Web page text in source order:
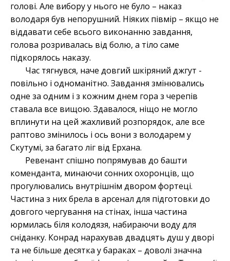
голові. Але вибору у нього не було – наказ
володаря був непорушний. Ніяких півмір – якщо не
віддавати себе всього виконанню завдання,
голова розривалась від болю, а тіло саме
підкорялось наказу.
Час тягнувся, наче довгий шкіряний джгут -
повільно і одноманітно. Завдання змінювались
одне за одним і з кожним днем гора з черепів
ставала все вищою. Здавалося, ніщо не могло
вплинути на цей жахливий розпорядок, але все
раптово змінилось і ось вони з володарем у
Скутумі, за багато ліг від Ерхана.
Ревенант спішно попрямував до башти
коменданта, минаючи сонних охоронців, що
прогулювались внутрішнім двором фортеці.
Частина з них брела в арсенал для підготовки до
довгого чергування на стінах, інша частина
юрмилась біля колодязя, набираючи воду для
сніданку. Конрад нарахував двадцять душ у дворі
та не більше десятка у бараках – доволі значна